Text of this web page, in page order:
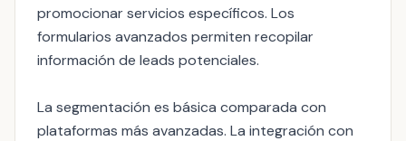
promocionar servicios específicos. Los
formularios avanzados permiten recopilar
información de leads potenciales.
La segmentación es básica comparada con
plataformas más avanzadas. La integración con